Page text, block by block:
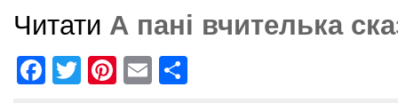
Читати А пані вчителька
F
T
Pi E